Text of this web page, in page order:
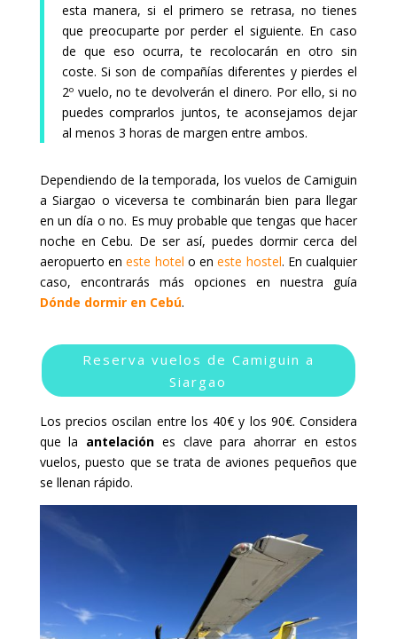
esta manera, si el primero se retrasa, no tienes
que preocuparte por perder el siguiente. En caso
de que eso ocurra, te recolocarán en otro sin
coste. Si son de compañías diferentes y pierdes el
2º vuelo, no te devolverán el dinero. Por ello, si no
puedes comprarlos juntos, te aconsejamos dejar
al menos 3 horas de margen entre ambos.
Dependiendo de la temporada, los vuelos de Camiguin
a Siargao o viceversa te combinarán bien para llegar
en un día o no. Es muy probable que tengas que hacer
noche en Cebu. De ser así, puedes dormir cerca del
aeropuerto eneste hotel o eneste hostel. En cualquier
caso, encontrarás más opciones en nuestra guía
Dónde dormir en Cebú.
Reserva vuelos de Camiguin a
Siargao
Los precios oscilan entre los 40€ y los 90€. Considera
que la antelación es clave para ahorrar en estos
vuelos, puesto que se trata de aviones pequeños que
se llenan rápido.